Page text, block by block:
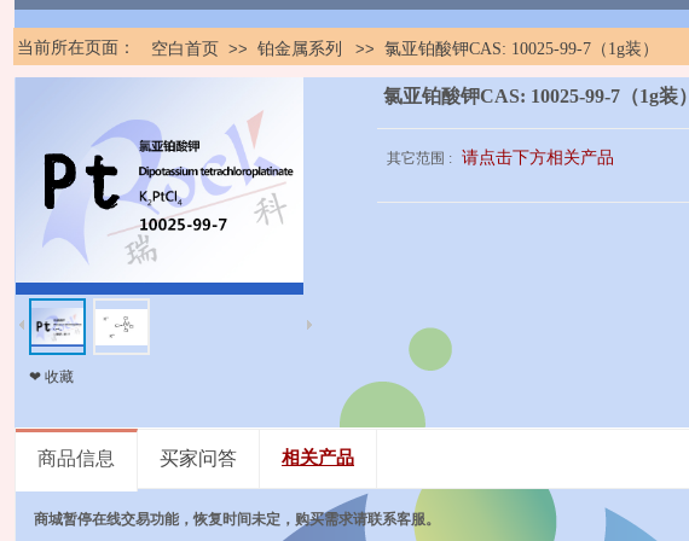
当前所在页面： 空白首页 >> 铂金属系列 >> 氯亚铂酸钾CAS: 10025-99-7（1g装）
❤ 收藏
氯亚铂酸钾CAS: 10025-99-7（1g装）
其它范围 : 请点击下方相关产品
商品信息 买家问答 相关产品
商城暂停在线交易功能，恢复时间未定，购买需求请联系客服。